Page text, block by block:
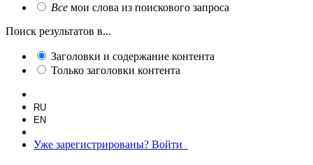
Все мои слова из поискового запроса
Поиск результатов в...
Заголовки и содержание контента
Только заголовки контента
RU
EN
Уже зарегистрированы? Войти